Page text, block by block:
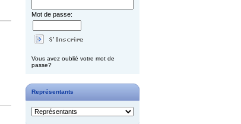
Mot de passe:
Vous avez oublié votre mot de
passe?
Représentants